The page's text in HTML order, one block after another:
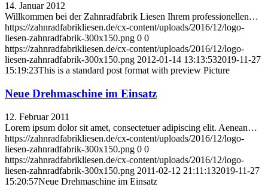
14. Januar 2012
Willkommen bei der Zahnradfabrik Liesen Ihrem professionellen…
https://zahnradfabrikliesen.de/cx-content/uploads/2016/12/logo-
liesen-zahnradfabrik-300x150.png 0 0
https://zahnradfabrikliesen.de/cx-content/uploads/2016/12/logo-
liesen-zahnradfabrik-300x150.png 2012-01-14 13:13:532019-11-27
15:19:23This is a standard post format with preview Picture
Neue Drehmaschine im Einsatz
12. Februar 2011
Lorem ipsum dolor sit amet, consectetuer adipiscing elit. Aenean…
https://zahnradfabrikliesen.de/cx-content/uploads/2016/12/logo-
liesen-zahnradfabrik-300x150.png 0 0
https://zahnradfabrikliesen.de/cx-content/uploads/2016/12/logo-
liesen-zahnradfabrik-300x150.png 2011-02-12 21:11:132019-11-27
15:20:57Neue Drehmaschine im Einsatz